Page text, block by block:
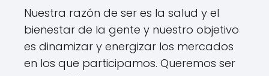
Nuestra razón de ser es la salud y el
bienestar de la gente y nuestro objetivo
es dinamizar y energizar los mercados
en los que participamos. Queremos ser